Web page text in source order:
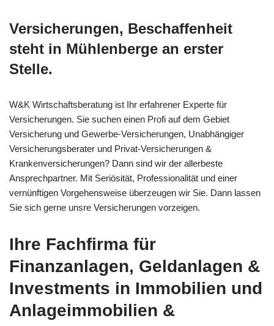
Versicherungen, Beschaffenheit
steht in Mühlenberge an erster
Stelle.
W&K Wirtschaftsberatung ist Ihr erfahrener Experte für
Versicherungen. Sie suchen einen Profi auf dem Gebiet
Versicherung und Gewerbe-Versicherungen, Unabhängiger
Versicherungsberater und Privat-Versicherungen &
Krankenversicherungen? Dann sind wir der allerbeste
Ansprechpartner. Mit Seriösität, Professionalität und einer
vernünftigen Vorgehensweise überzeugen wir Sie. Dann lassen
Sie sich gerne unsre Versicherungen vorzeigen.
Ihre Fachfirma für
Finanzanlagen, Geldanlagen &
Investments in Immobilien und
Anlageimmobilien &